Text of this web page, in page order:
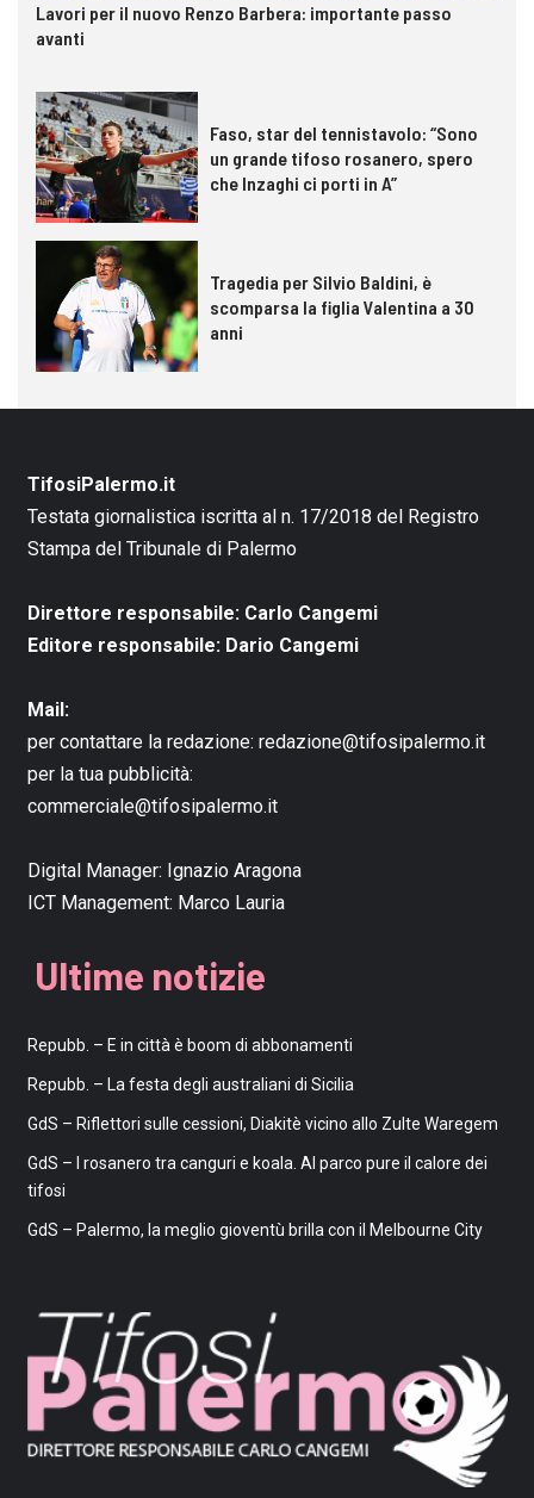
Lavori per il nuovo Renzo Barbera: importante passo
avanti
Faso, star del tennistavolo: “Sono
un grande tifoso rosanero, spero
che Inzaghi ci porti in A”
Tragedia per Silvio Baldini, è
scomparsa la figlia Valentina a 30
anni
TifosiPalermo.it
Testata giornalistica iscritta al n. 17/2018 del Registro
Stampa del Tribunale di Palermo
Direttore responsabile: Carlo Cangemi
Editore responsabile: Dario Cangemi
Mail:
per contattare la redazione: redazione@tifosipalermo.it
per la tua pubblicità:
commerciale@tifosipalermo.it
Digital Manager: Ignazio Aragona
ICT Management: Marco Lauria
Ultime notizie
Repubb. – E in città è boom di abbonamenti
Repubb. – La festa degli australiani di Sicilia
GdS – Riflettori sulle cessioni, Diakitè vicino allo Zulte Waregem
GdS – I rosanero tra canguri e koala. Al parco pure il calore dei
tifosi
GdS – Palermo, la meglio gioventù brilla con il Melbourne City